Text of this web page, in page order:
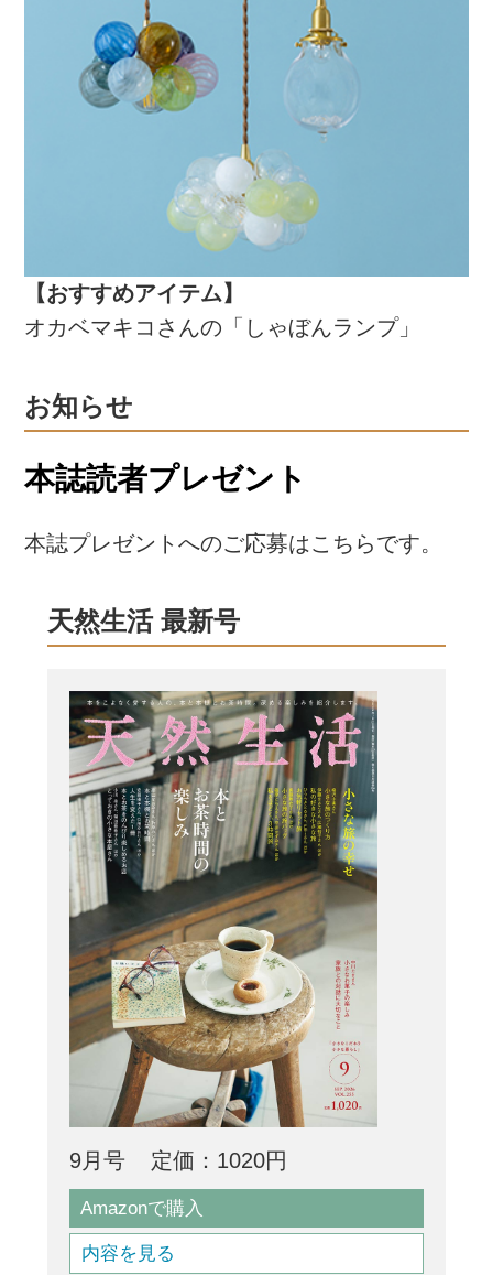
【おすすめアイテム】
オカベマキコさんの「しゃぼんランプ」
お知らせ
本誌読者プレゼント
本誌プレゼントへのご応募はこちらです。
天然生活 最新号
9月号 定価：1020円
Amazonで購入
内容を見る